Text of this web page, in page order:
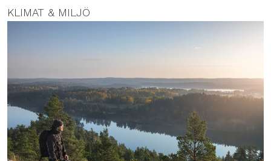
KLIMAT & MILJÖ